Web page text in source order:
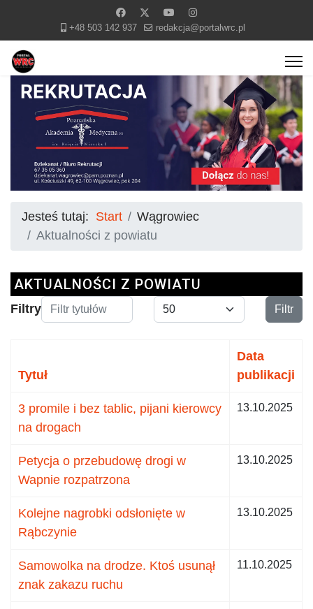
+48 503 142 937 redakcja@portalwrc.pl
Jesteś tutaj: Start
Wągrowiec
Aktualności z powiatu
AKTUALNOŚCI Z POWIATU
FiltryFiltr tytułów Pokaż # Filtr
Tytuł
Data
publikacji
3 promile i bez tablic, pijani kierowcy
na drogach
13.10.2025
Petycja o przebudowę drogi w
Wapnie rozpatrzona
13.10.2025
Kolejne nagrobki odsłonięte w
Rąbczynie
13.10.2025
Samowolka na drodze. Ktoś usunął
znak zakazu ruchu
11.10.2025